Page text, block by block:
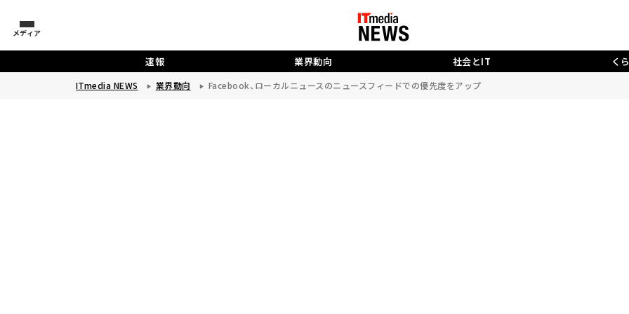
メディア
速報 業界動向 社会とIT く
ITmedia NEWS 業界動向 Facebook、ローカルニュースのニュースフィードでの優先度をアップ